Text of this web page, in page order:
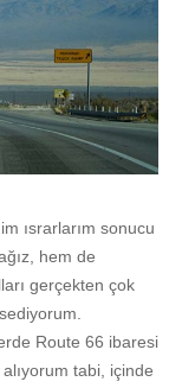
ısrarlarım sonucu
hem de
gerçekten çok
Route 66 ibaresi
tabi, içinde